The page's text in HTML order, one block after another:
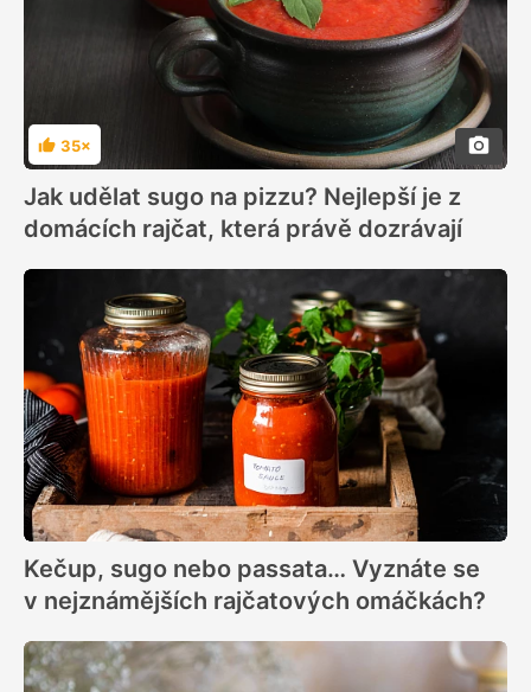
Hodnocení
35×
Jak udělat sugo na pizzu? Nejlepší je z
domácích rajčat, která právě dozrávají
Kečup, sugo nebo passata… Vyznáte se
v nejznámějších rajčatových omáčkách?